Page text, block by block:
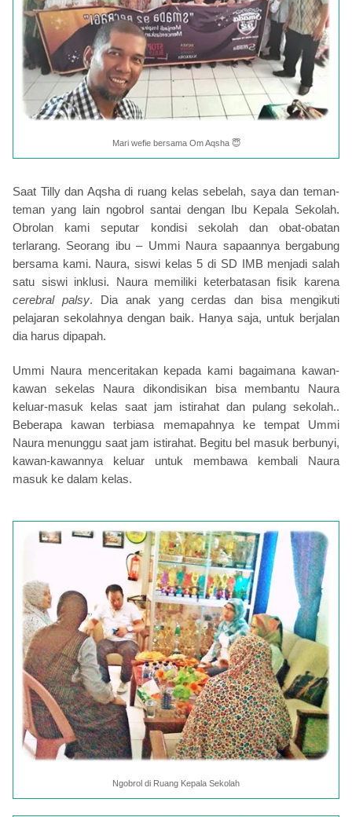
Mari wefie bersama Om Aqsha 😇
Saat Tilly dan Aqsha di ruang kelas sebelah, saya dan teman-
teman yang lain ngobrol santai dengan Ibu Kepala Sekolah.
Obrolan kami seputar kondisi sekolah dan obat-obatan
terlarang. Seorang ibu – Ummi Naura sapaannya bergabung
bersama kami. Naura, siswi kelas 5 di SD IMB menjadi salah
satu siswi inklusi. Naura memiliki keterbatasan fisik karena
cerebral palsy. Dia anak yang cerdas dan bisa mengikuti
pelajaran sekolahnya dengan baik. Hanya saja, untuk berjalan
dia harus dipapah.
Ummi Naura menceritakan kepada kami bagaimana kawan-
kawan sekelas Naura dikondisikan bisa membantu Naura
keluar-masuk kelas saat jam istirahat dan pulang sekolah..
Beberapa kawan terbiasa memapahnya ke tempat Ummi
Naura menunggu saat jam istirahat. Begitu bel masuk berbunyi,
kawan-kawannya keluar untuk membawa kembali Naura
masuk ke dalam kelas.
Ngobrol di Ruang Kepala Sekolah